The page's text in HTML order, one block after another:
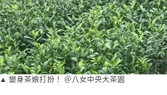
▲ 變身茶娘打扮！ ＠八女中央大茶園